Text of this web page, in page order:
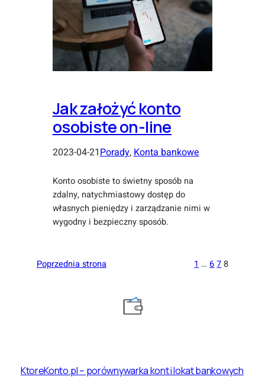
Jak założyć konto
osobiste on-line
2023-04-21Porady, Konta bankowe
Konto osobiste to świetny sposób na
zdalny, natychmiastowy dostęp do
własnych pieniędzy i zarządzanie nimi w
wygodny i bezpieczny sposób.
Poprzednia strona 1 … 6 7 8
KtoreKonto.pl – porównywarka kont i lokat bankowych